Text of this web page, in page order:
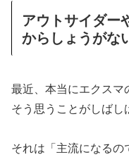
アウトサイダー
からしょうがな
最近、本当にエクスマ
そう思うことがしばし
それは「主流になる